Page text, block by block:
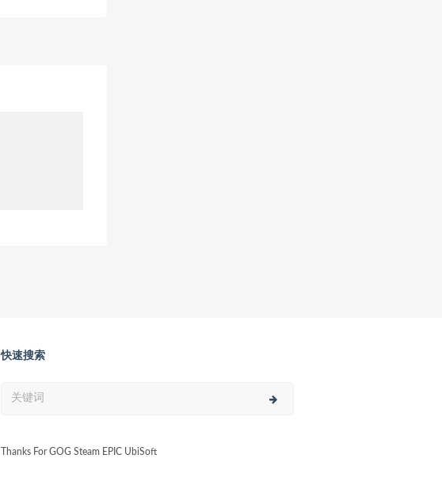
快速搜索
Thanks For GOG Steam EPIC UbiSoft